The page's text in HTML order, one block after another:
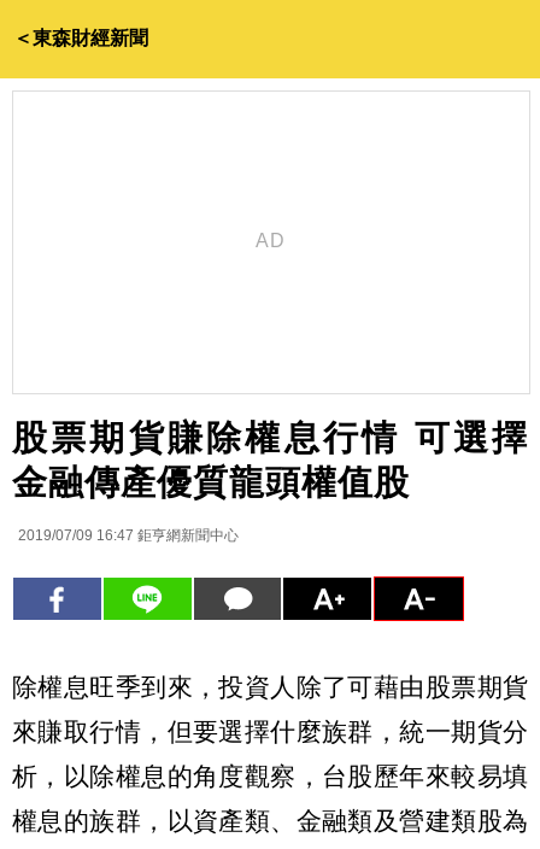
＜東森財經新聞
股票期貨賺除權息行情 可選擇
金融傳產優質龍頭權值股
2019/07/09 16:47 鉅亨網新聞中心
除權息旺季到來，投資人除了可藉由股票期貨
來賺取行情，但要選擇什麼族群，統一期貨分
析，以除權息的角度觀察，台股歷年來較易填
權息的族群，以資產類、金融類及營建類股為